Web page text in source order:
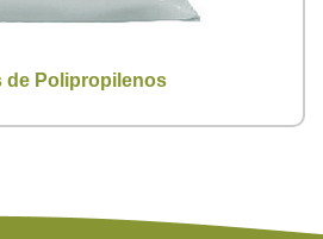
de Polipropilenos